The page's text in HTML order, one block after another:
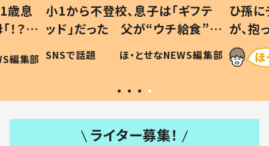
歳息
？」
編集部
小1から不登校、息子は「ギフテ
ッド」だった 父が“ウチ給食”を
作り続ける理由とは #令和の親
#令和の子
SNSで話題 ほ・とせなNEWS編集部
ひ孫
が、
「涙が
い」
ライター募集！